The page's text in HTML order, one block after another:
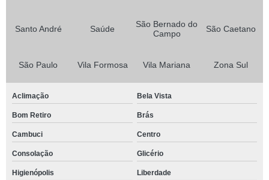
Santo André Saúde
São Bernado do
Campo
São Caetano
São Paulo Vila Formosa Vila Mariana Zona Sul
Aclimação Bela Vista
Bom Retiro Brás
Cambuci Centro
Consolação Glicério
Higienópolis Liberdade